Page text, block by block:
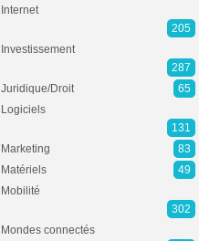
Internet
205
Investissement
287
Juridique/Droit
65
Logiciels
131
Marketing
83
Matériels
49
Mobilité
302
Mondes connectés